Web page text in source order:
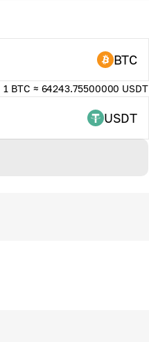
BTC
1 BTC ≈ 64243.75500000 USDT
USDT